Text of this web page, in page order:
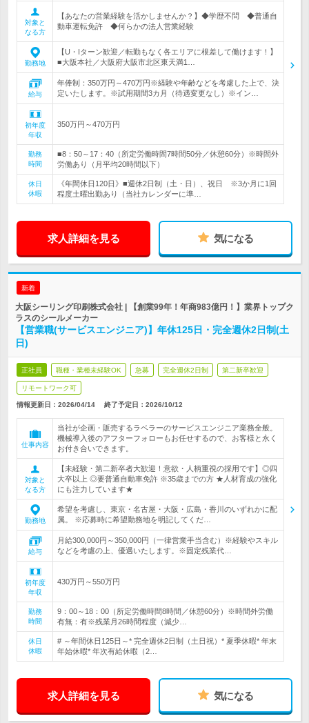
対象と
なる方
【あなたの営業経験を活かしませんか？】◆学歴不問 ◆普通自
動車運転免許 ◆何らかの法人営業経験
勤務地
【U・Iターン歓迎／転勤もなく各エリアに根差して働けます！】
■大阪本社／大阪府大阪市北区東天満1…
給与
年俸制：350万円～470万円※経験や年齢などを考慮した上で、決
定いたします。※試用期間3カ月（待遇変更なし）※イン…
初年度
年収
350万円～470万円
勤務
時間
■8：50～17：40（所定労働時間7時間50分／休憩60分）※時間外
労働あり（月平均20時間以下）
休日
休暇
《年間休日120日》■週休2日制（土・日）、祝日 ※3か月に1回
程度土曜出勤あり（当社カレンダーに準…
求人詳細を見る 気になる
新着
大阪シーリング印刷株式会社 | 【創業99年！年商983億円！】業界トップク
ラスのシールメーカー
【営業職(サービスエンジニア)】年休125日・完全週休2日制(土
日)
正社員 職種・業種未経験OK 急募 完全週休2日制 第二新卒歓迎
リモートワーク可
情報更新日：2026/04/14 終了予定日： 2026/10/12
仕事内容
当社が企画・販売するラベラーのサービスエンジニア業務全般。
機械導入後のアフターフォローもお任せするので、お客様と永く
お付き合いできます。
対象と
なる方
【未経験・第二新卒者大歓迎！意欲・人柄重視の採用です】◎四
大卒以上 ◎要普通自動車免許 ※35歳までの方 ★人材育成の強化
にも注力しています★
勤務地
希望を考慮し、東京・名古屋・大阪・広島・香川のいずれかに配
属。 ※応募時に希望勤務地を明記してくだ…
給与
月給300,000円～350,000円（一律営業手当含む）※経験やスキル
などを考慮の上、優遇いたします。※固定残業代…
初年度
年収
430万円～550万円
勤務
時間
9：00～18：00（所定労働時間8時間／休憩60分）※時間外労働
有無：有※残業月26時間程度（減少…
休日
休暇
# ～年間休日125日～* 完全週休2日制（土日祝）* 夏季休暇* 年末
年始休暇* 年次有給休暇（2…
求人詳細を見る 気になる